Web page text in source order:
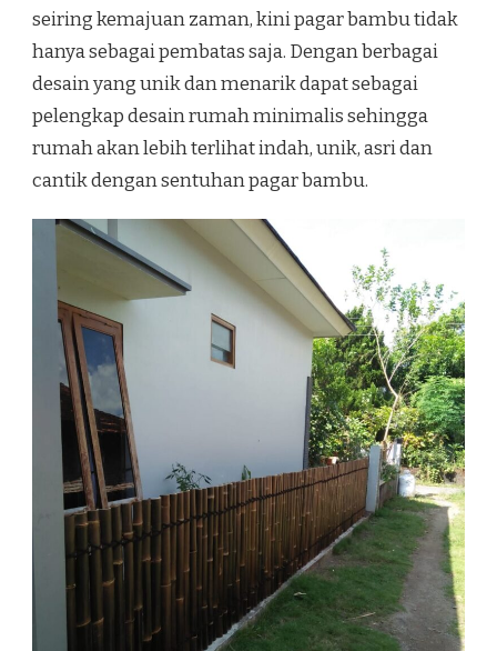
seiring kemajuan zaman, kini pagar bambu tidak
hanya sebagai pembatas saja. Dengan berbagai
desain yang unik dan menarik dapat sebagai
pelengkap desain rumah minimalis sehingga
rumah akan lebih terlihat indah, unik, asri dan
cantik dengan sentuhan pagar bambu.